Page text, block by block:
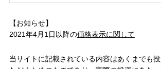
【お知らせ】
2021年4月1日以降の価格表示に関して
当サイトに記載されている内容はあくまでも